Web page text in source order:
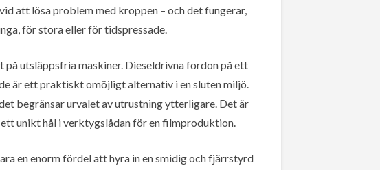
att lösa problem med kroppen – och det fungerar,
för stora eller för tidspressade.
utsläppsfria maskiner. Dieseldrivna fordon på ett
är ett praktiskt omöjligt alternativ i en sluten miljö.
begränsar urvalet av utrustning ytterligare. Det är
unikt hål i verktygslådan för en filmproduktion.
en enorm fördel att hyra in en smidig och fjärrstyrd